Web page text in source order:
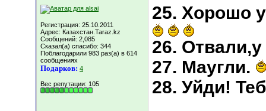
Регистрация: 25.10.2011
Адрес: Казахстан.Taraz.kz
Сообщений: 2,085
Сказал(а) спасибо: 344
Поблагодарили 983 раз(а) в 614
сообщениях
Подарков: 4
Вес репутации: 105
25. Хорошо
26.
27. Маугли.
28. Уйди!